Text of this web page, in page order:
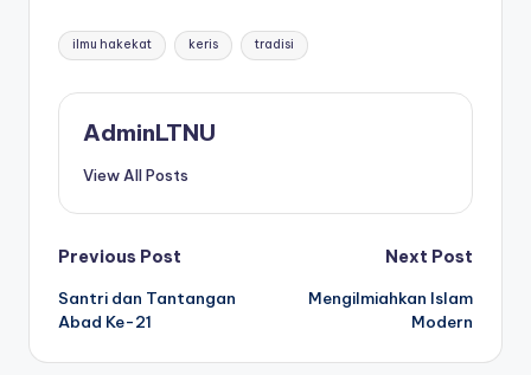
Tags:
ilmu hakekat keris tradisi
AdminLTNU
View All Posts
Post
navigation
Previous Post
Santri dan Tantangan
Abad Ke-21
Next Post
Mengilmiahkan Islam
Modern